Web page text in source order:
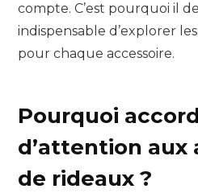
compte. C’est pourquoi il
indispensable d’explorer les
pour chaque accessoire.
Pourquoi
d’attention aux
de rideaux ?